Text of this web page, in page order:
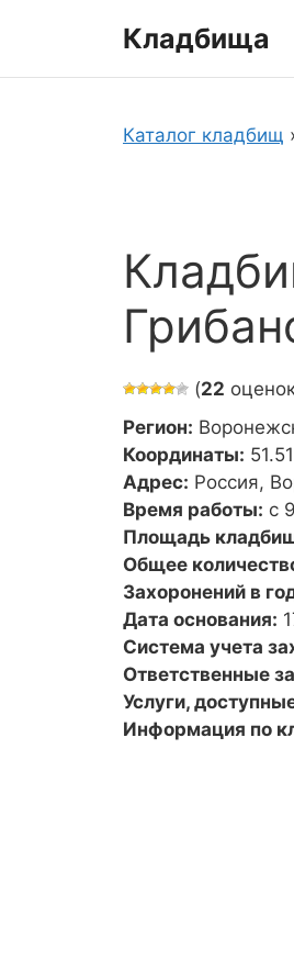
Кладбища
Каталог кладбищ
(22
Регион:
Координаты:
Адрес: Россия,
Время работы: с
Площадь
Общее
Захоронений в
Дата основания:
Система учета
Ответственные
Услуги,
Информация по